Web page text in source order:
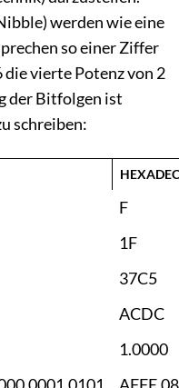
werden wie eine
so einer Ziffer
die vierte Potenz von 2
der Bitfolgen ist
schreiben:
F
1F
37C5
ACDC
1.0000